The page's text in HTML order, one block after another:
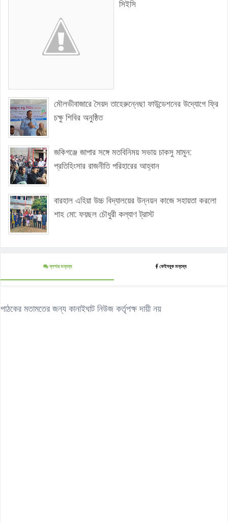
সিইসি
মৌলভীবাজারে সৈয়দ তাহেরুন্নেছা ফাউন্ডেশনের উদ্যোগে ফ্রি
চক্ষু শিবির অনুষ্ঠিত
জকিগঞ্জে জাপার সঙ্গে মতবিনিময় সভায় চাকসু মামুন:
প্রতিহিংসার রাজনীতি পরিহারের আহ্বান
বারহাল এহিয়া উচ্চ বিদ্যালয়ের উন্নয়ন কাজে সহায়তা করলো
শাহ মো: ফয়ছল চৌধুরী কল্যাণ ট্রাস্ট
ব্লগার মন্তব্য ফেইসবুক মন্তব্য
পাঠকের মতামতের জন্য কানাইঘাট নিউজ কর্তৃপক্ষ দায়ী নয়